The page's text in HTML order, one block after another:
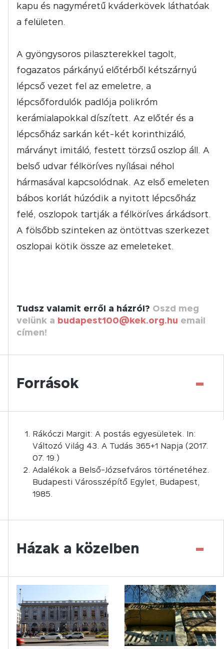
kapu és nagyméretű kváderkövek láthatóak
a felületen.
A gyöngysoros pilaszterekkel tagolt,
fogazatos párkányú előtérből kétszárnyú
lépcső vezet fel az emeletre, a
lépcsőfordulók padlója polikróm
kerámialapokkal díszített. Az előtér és a
lépcsőház sarkán két-két korinthizáló,
márványt imitáló, festett törzsű oszlop áll. A
belső udvar félköríves nyílásai néhol
hármasával kapcsolódnak. Az első emeleten
bábos korlát húzódik a nyitott lépcsőház
felé, oszlopok tartják a félköríves árkádsort.
A fölsőbb szinteken az öntöttvas szerkezet
oszlopai kötik össze az emeleteket.
Tudsz valamit erről a házról? Oszd meg
velünk a budapest100@kek.org.hu email
címen!
Források -
Rákóczi Margit: A postás egyesületek. In:
Változó Világ 43. A Tudás 365+1 Napja (2017.
07. 19.)
Adalékok a Belső-Józsefváros történetéhez.
Budapesti Városszépítő Egylet, Budapest,
1985.
Házak a közelben -